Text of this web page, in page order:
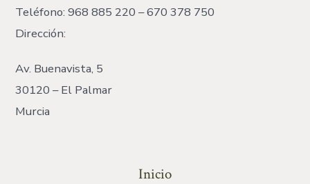
Teléfono: 968 885 220 – 670 378 750
Dirección:
Av. Buenavista, 5
30120 – El Palmar
Murcia
Inicio